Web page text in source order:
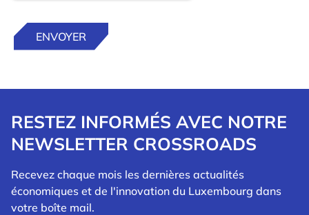
RESTEZ INFORMÉS AVEC NOTRE
NEWSLETTER CROSSROADS
Recevez chaque mois les dernières actualités
économiques et de l'innovation du Luxembourg dans
votre boîte mail.